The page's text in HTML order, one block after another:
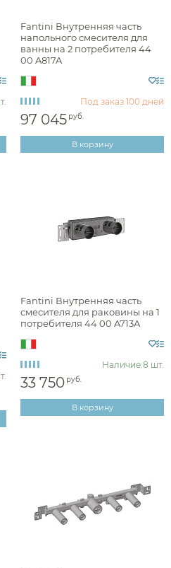
Fantini Внутренняя часть
напольного смесителя для
ванны на 2 потребителя 44
00 A817A
Под заказ 100 дней
97 045 руб.
В корзину
Fantini Внутренняя часть
смесителя для раковины на 1
потребителя 44 00 A713A
Наличие:8 шт.
33 750 руб.
В корзину